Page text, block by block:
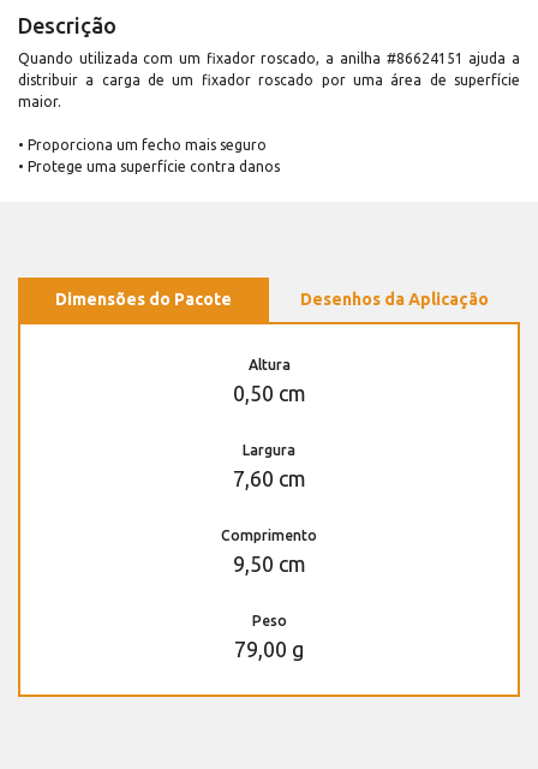
Descrição
Quando utilizada com um fixador roscado, a anilha #86624151 ajuda a
distribuir a carga de um fixador roscado por uma área de superfície
maior.
• Proporciona um fecho mais seguro
• Protege uma superfície contra danos
Dimensões do Pacote Desenhos da Aplicação
Altura
0,50 cm
Largura
7,60 cm
Comprimento
9,50 cm
Peso
79,00 g